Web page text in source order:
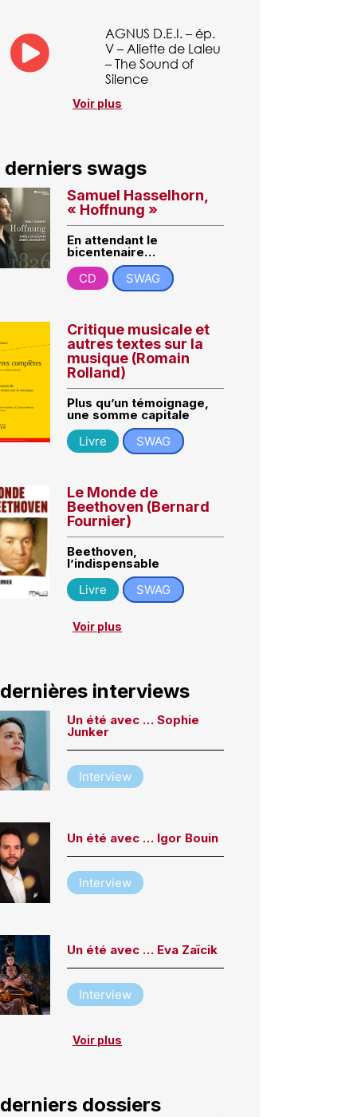
AGNUS D.E.I. – ép.
V – Aliette de Laleu
– The Sound of
Silence
Voir plus
derniers swags
Samuel Hasselhorn,
« Hoffnung »
En attendant le
bicentenaire…
CD
SWAG
Critique musicale et
autres textes sur la
musique (Romain
Rolland)
Plus qu’un témoignage,
une somme capitale
Livre
SWAG
Le Monde de
Beethoven (Bernard
Fournier)
Beethoven,
l’indispensable
Livre
SWAG
Voir plus
interviews
Un été avec … Sophie
Junker
Interview
Un été avec … Igor Bouin
Interview
Un été avec … Eva Zaïcik
Interview
Voir plus
dossiers